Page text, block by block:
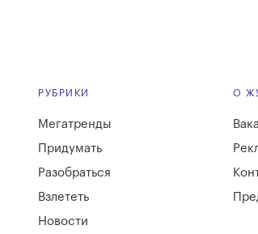
РУБРИКИ
Мегатренды
Придумать
Разобраться
Взлететь
Новости
О